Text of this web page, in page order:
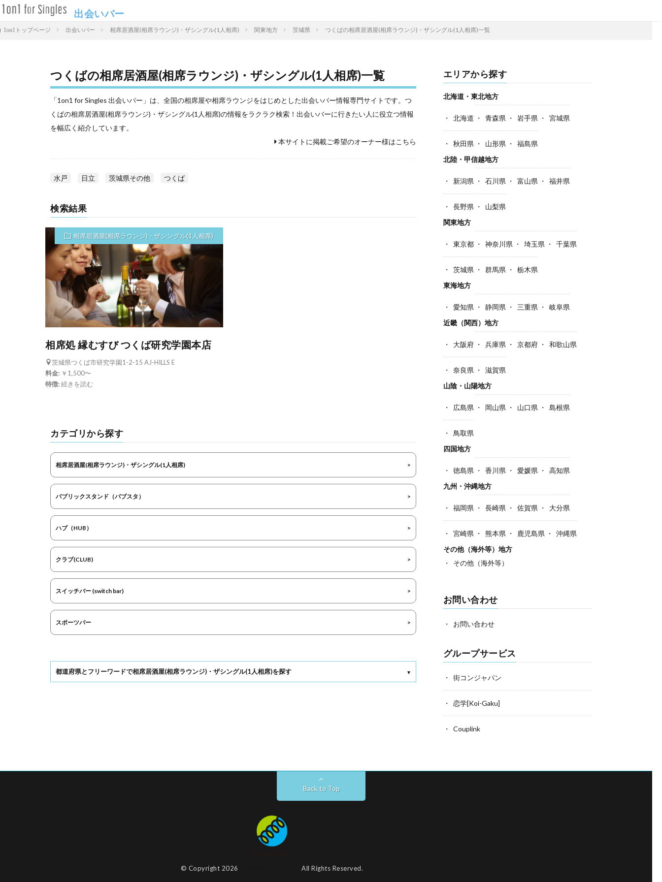
出会いバー
1on1トップページ 出会いバー 相席居酒屋(相席ラウンジ)・ザシングル(1人相席) 関東地方 茨城県 つくばの相席居酒屋(相席ラウンジ)・ザシングル(1人相席)一覧
つくばの相席居酒屋(相席ラウンジ)・ザシングル(1人相席)一覧
「1on1 for Singles 出会いバー」は、全国の相席屋や相席ラウンジをはじめとした出会いバー情報専門サイトです。つ
くばの相席居酒屋(相席ラウンジ)・ザシングル(1人相席)の情報をラクラク検索！出会いバーに行きたい人に役立つ情報
を幅広く紹介しています。
本サイトに掲載ご希望のオーナー様はこちら
水戸 日立 茨城県その他 つくば
検索結果
相席居酒屋(相席ラウンジ)・ザシングル(1人相席)
相席処 縁むすび つくば研究学園本店
茨城県つくば市研究学園1-2-15 AJ-HILLS E
料金: ￥1,500〜
特徴:続きを読む
カテゴリから探す
相席居酒屋(相席ラウンジ)・ザシングル(1人相席)
パブリックスタンド（パブスタ）
ハブ（HUB）
クラブ(CLUB)
スイッチバー (switch bar)
スポーツバー
都道府県とフリーワードで相席居酒屋(相席ラウンジ)・ザシングル(1人相席)を探す
エリアから探す
北海道・東北地方
北海道 青森県 岩手県 宮城県
秋田県 山形県
福島県
北陸・甲信越地方
新潟県 石川県 富山県 福井県
長野県
山梨県
関東地方
東京都 神奈川県 埼玉県 千葉県
茨城県 群馬県
栃木県
東海地方
愛知県 静岡県 三重県
岐阜県
近畿（関西）地方
大阪府 兵庫県 京都府 和歌山県
奈良県
滋賀県
山陰・山陽地方
広島県 岡山県 山口県 島根県
鳥取県
四国地方
徳島県 香川県 愛媛県
高知県
九州・沖縄地方
福岡県 長崎県 佐賀県 大分県
宮崎県 熊本県 鹿児島県
沖縄県
その他（海外等）地方
その他（海外等）
お問い合わせ
お問い合わせ
グループサービス
街コンジャパン
恋学[Koi-Gaku]
Couplink
Back to Top
© Copyright 2026 All Rights Reserved.